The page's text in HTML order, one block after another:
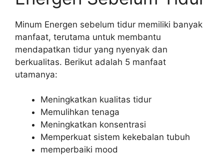
Minum Energen sebelum tidur memiliki banyak
manfaat, terutama untuk membantu
mendapatkan tidur yang nyenyak dan
berkualitas. Berikut adalah 5 manfaat
utamanya:
Meningkatkan kualitas tidur
Memulihkan tenaga
Meningkatkan konsentrasi
Memperkuat sistem kekebalan tubuh
memperbaiki mood